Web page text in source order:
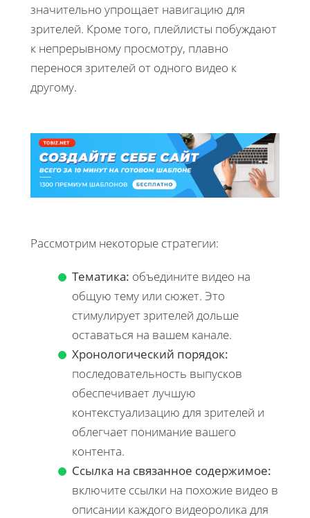
значительно упрощает навигацию для
зрителей. Кроме того, плейлисты побуждают
к непрерывному просмотру, плавно
перенося зрителей от одного видео к
другому.
Рассмотрим некоторые стратегии:
Тематика: объедините видео на
общую тему или сюжет. Это
стимулирует зрителей дольше
оставаться на вашем канале.
Хронологический порядок:
последовательность выпусков
обеспечивает лучшую
контекстуализацию для зрителей и
облегчает понимание вашего
контента.
Ссылка на связанное содержимое:
включите ссылки на похожие видео в
описании каждого видеоролика для